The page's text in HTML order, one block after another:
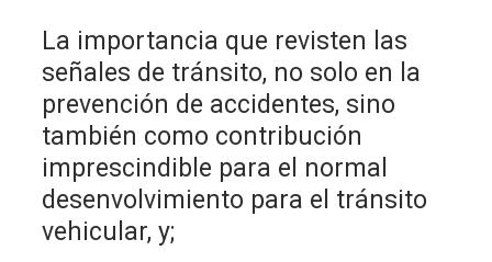
La importancia que revisten las
señales de tránsito, no solo en la
prevención de accidentes, sino
también como contribución
imprescindible para el normal
desenvolvimiento para el tránsito
vehicular, y;